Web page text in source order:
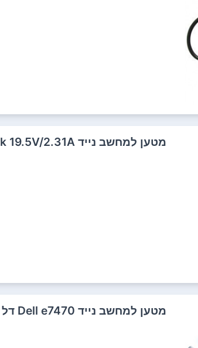
מטען למחשב נייד Dell XPS 13 Ultrabook 19.5V/2.31A דל
מטען למחשב נייד Dell e7470 דל